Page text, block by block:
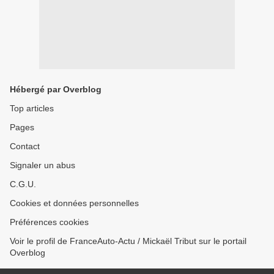
Hébergé par Overblog
Top articles
Pages
Contact
Signaler un abus
C.G.U.
Cookies et données personnelles
Préférences cookies
Voir le profil de FranceAuto-Actu / Mickaël Tribut sur le portail
Overblog